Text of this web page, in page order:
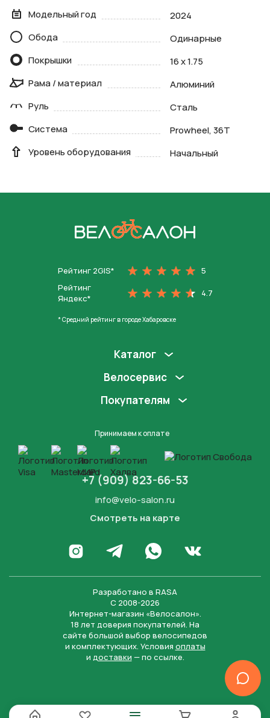
Модельный год
2024
Обода
Одинарные
Покрышки
16 x 1.75
Рама / материал
Алюминий
Руль
Сталь
Система
Prowheel, 36T
Уровень оборудования
Начальный
Рейтинг 2GIS*
5
Рейтинг
Яндекс*
4.7
* Средний рейтинг в городе Хабаровске
Каталог
Велосервис
Покупателям
Принимаем к оплате
+7 (909) 823-66-53
info@velo-salon.ru
Смотреть на карте
Перейти в Инстаграм
Написать в Телеграм
Написать в WhatsApp
Перейти во
Разработано в RASA
С 2008-2026
Интернет-магазин «Велосалон».
18 лет доверия покупателей. На
сайте большой выбор велосипедов
и комплектующих. Условия оплаты
и доставки — по ссылке.
Нажимая на кнопку “Отправить заявку”, вы даете
согласие на обработку персональных данных и